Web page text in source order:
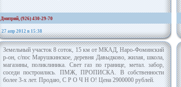
Дмитрий, (926) 430-29-70
27 апр 2012 в 15:38
Земельный участок 8 соток, 15 км от МКАД, Наро-Фоминский
р-он, с/пос Марушкинское, деревня Давыдково, жилая, школа,
магазины, поликлиника. Свет газ по границе, метал. забор,
соседи построились. ПМЖ, ПРОПИСКА. В собственности
более 3-х лет. Продаю, С Р О Ч Н О! Цена 2900000 рублей.